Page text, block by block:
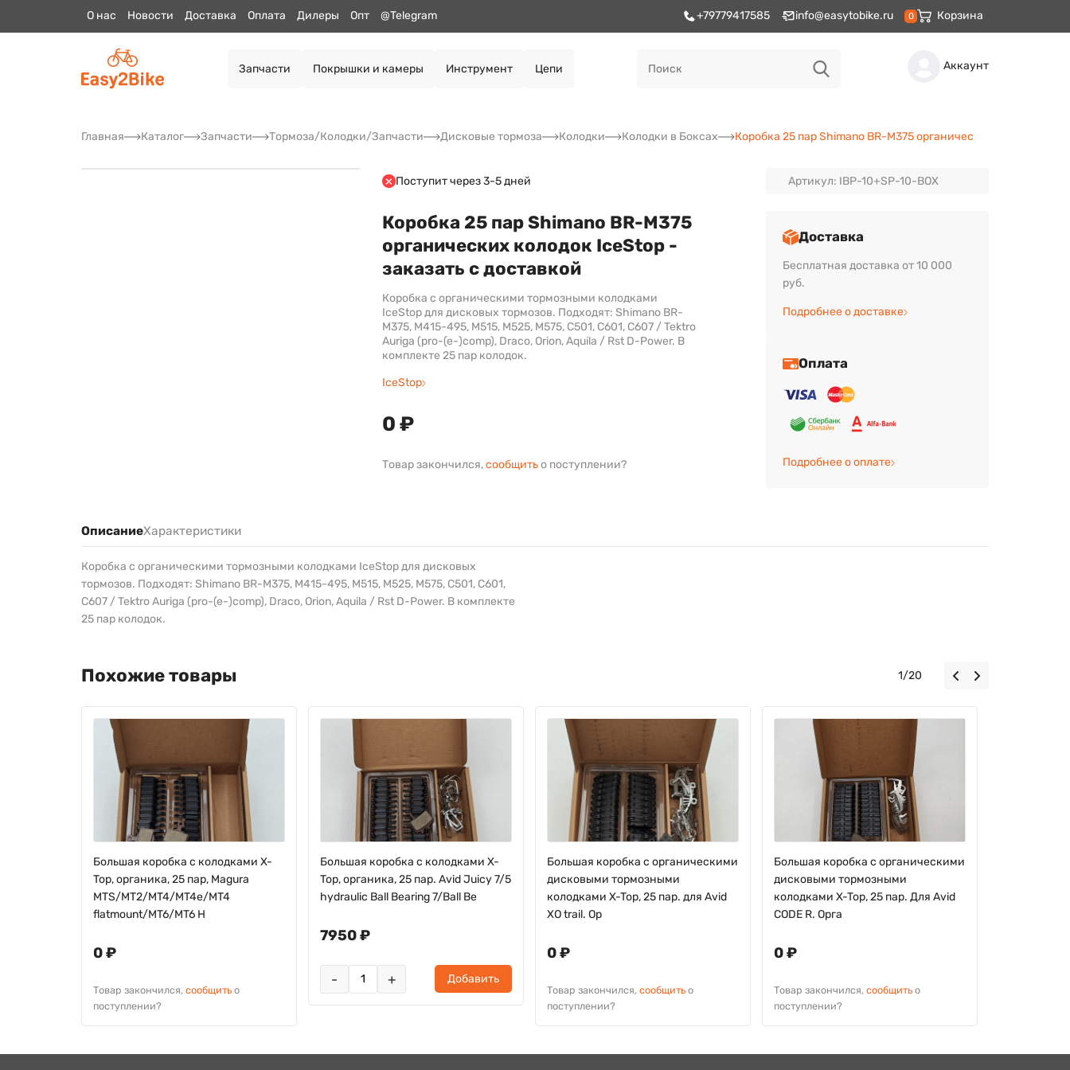
О нас Новости Доставка Оплата Дилеры Опт @Telegram +79779417585 info@easytobike.ru 0 Корзина
Запчасти Покрышки и камеры Инструмент Цепи Аккаунт
Главная Каталог Запчасти Тормоза/Колодки/Запчасти Дисковые тормоза Колодки Колодки в Боксах Коробка 25 пар Shimano BR-M375 органичес
Поступит через 3-5 дней Артикул: IBP-10+SP-10-BOX
Коробка 25 пар Shimano BR-M375
органических колодок IceStop -
заказать с доставкой
Коробка с органическими тормозными колодками
IceStop для дисковых тормозов. Подходят: Shimano BR-
M375, M415-495, M515, M525, M575, C501, C601, C607 / Tektro
Auriga (pro-(e-)comp), Draco, Orion, Aquila / Rst D-Power. В
комплекте 25 пар колодок.
IceStop
0 ₽
Товар закончился,сообщитьо поступлении?
Доставка
Бесплатная доставка от 10 000
руб.
Подробнее о доставке
Оплата
Подробнее о оплате
ОписаниеХарактеристики
Коробка с органическими тормозными колодками IceStop для дисковых
тормозов. Подходят: Shimano BR-M375, M415-495, M515, M525, M575, C501, C601,
C607 / Tektro Auriga (pro-(e-)comp), Draco, Orion, Aquila / Rst D-Power. В комплекте
25 пар колодок.
Похожие товары 1/20
Большая коробка с колодками X-
Top, органика, 25 пар, Magura
MTS/MT2/MT4/MT4e/MT4
flatmount/MT6/MT6 H
0 ₽
Товар закончился, сообщить о
поступлении?
Большая коробка с колодками X-
Top, органика, 25 пар. Avid Juicy 7/5
hydraulic Ball Bearing 7/Ball Be
7950 ₽
- + Добавить
Большая коробка с органическими
дисковыми тормозными
колодками X-Top, 25 пар. для Avid
XO trail. Ор
0 ₽
Товар закончился, сообщить о
поступлении?
Большая коробка с органическими
дисковыми тормозными
колодками X-Top, 25 пар. Для Avid
CODE R. Орга
0 ₽
Товар закончился, сообщить о
поступлении?